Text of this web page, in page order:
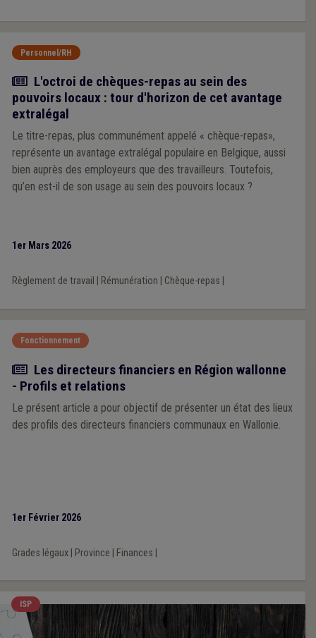
Personnel/RH
Article
L'octroi de chèques-repas au sein des
pouvoirs locaux : tour d'horizon de cet avantage
extralégal
Le titre-repas, plus communément appelé « chèque-repas»,
représente un avantage extralégal populaire en Belgique, aussi
bien auprès des employeurs que des travailleurs. Toutefois,
qu’en est-il de son usage au sein des pouvoirs locaux ?
1er Mars 2026
Règlement de travail Rémunération Chèque-repas
Fonctionnement
Article
Les directeurs financiers en Région wallonne
- Profils et relations
Le présent article a pour objectif de présenter un état des lieux
des profils des directeurs financiers communaux en Wallonie.
1er Février 2026
Grades légaux| Province Finances
ISP